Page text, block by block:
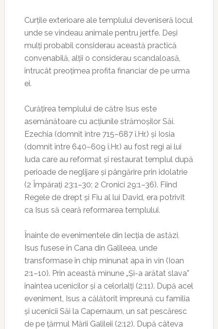
Curțile exterioare ale templului deveniseră locul
unde se vindeau animale pentru jertfe. Deși
mulți probabil considerau această practică
convenabilă, alții o considerau scandaloasă,
întrucât preoțimea profita financiar de pe urma
ei.
Curățirea templului de către Isus este
asemănătoare cu acțiunile strămoșilor Săi.
Ezechia (domnit între 715–687 î.Hr.) și Iosia
(domnit între 640–609 î.Hr.) au fost regi ai lui
Iuda care au reformat și restaurat templul după
perioade de neglijare și pângărire prin idolatrie
(2 Împărați 23:1–30; 2 Cronici 29:1–36). Fiind
Regele de drept și Fiu al lui David, era potrivit
ca Isus să ceară reformarea templului.
Înainte de evenimentele din lecția de astăzi,
Isus fusese în Cana din Galileea, unde
transformase în chip minunat apa în vin (Ioan
2:1–10). Prin această minune „Și-a arătat slava”
înaintea ucenicilor și a celorlalți (2:11). După acel
eveniment, Isus a călătorit împreună cu familia
și ucenicii Săi la Capernaum, un sat pescăresc
de pe țărmul Mării Galileii (2:12). După câteva